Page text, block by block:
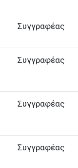
Συγγραφέας
Συγγραφέας
Συγγραφέας
Συγγραφέας